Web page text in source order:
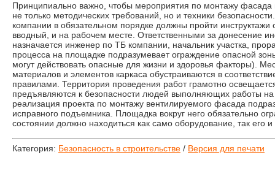
Принципиально важно, чтобы мероприятия по монтажу
не только методических требований, но и техники
компании в обязательном порядке должны пройти инструктажи
вводный, и на рабочем месте. Ответственными за донесение
назначается инженер по ТБ компании, начальник участка,
процесса на площадке подразумевает ограждение опасной
могут действовать опасные для жизни и здоровья факторы).
материалов и элементов каркаса обустраиваются в
правилами. Территория проведения работ грамотно
предъявляются к безопасности людей выполняющих работы
реализация проекта по монтажу вентилируемого фасада
исправного подъемника. Площадка вокруг него обязательно
состоянии должно находиться как само оборудование, так его
Категория: Безопасность в строительстве / Версия для печати